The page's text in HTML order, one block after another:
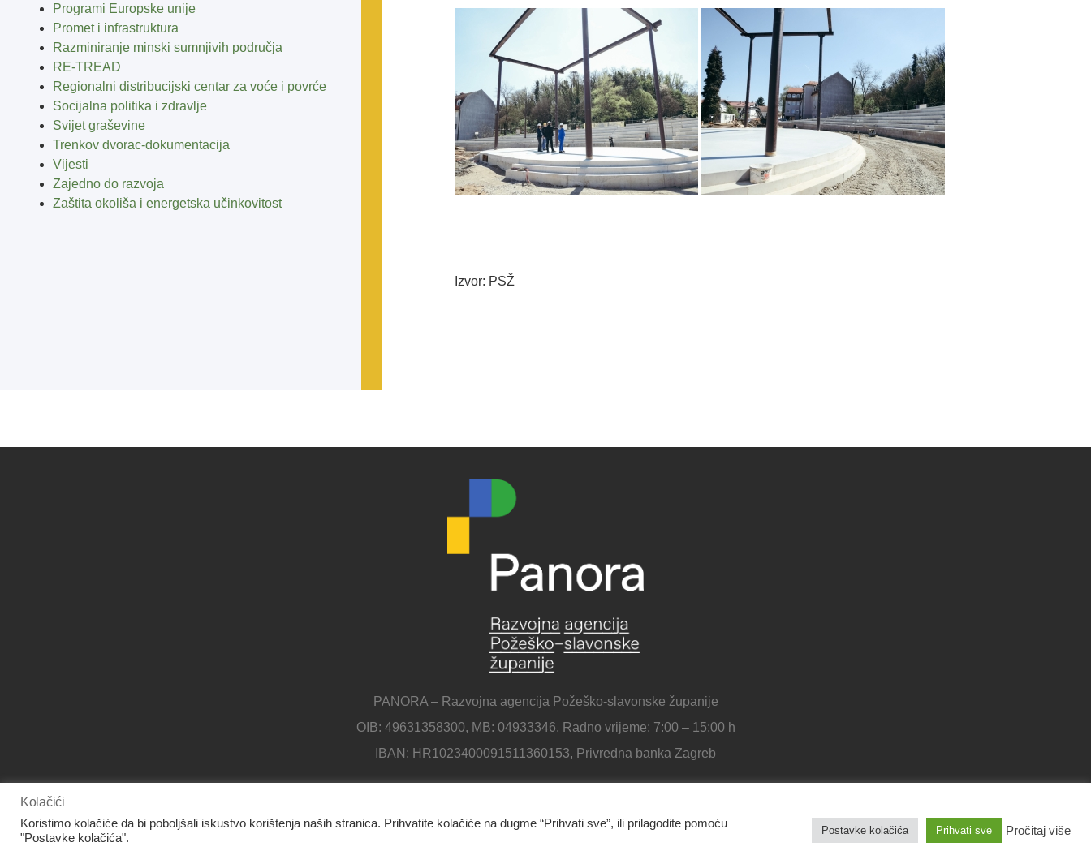
Programi Europske unije
Promet i infrastruktura
Razminiranje minski sumnjivih područja
RE-TREAD
Regionalni distribucijski centar za voće i povrće
Socijalna politika i zdravlje
Svijet graševine
Trenkov dvorac-dokumentacija
Vijesti
Zajedno do razvoja
Zaštita okoliša i energetska učinkovitost
Izvor: PSŽ
PANORA – Razvojna agencija Požeško-slavonske županije
OIB: 49631358300, MB: 04933346, Radno vrijeme: 7:00 – 15:00 h
IBAN: HR1023400091511360153, Privredna banka Zagreb
www.facebook.com/panora.hr/
Panora - Razvojna agencija Požeško-slavonske županije
Pravila privatnosti
Izjava o pristupačnosti
Kolačići
Koristimo kolačiće da bi poboljšali iskustvo korištenja naših stranica. Prihvatite kolačiće na dugme “Prihvati sve”, ili prilagodite pomoću
"Postavke kolačića".
Postavke kolačića Prihvati sve Pročitaj više